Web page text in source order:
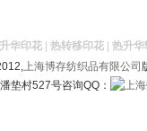
华印花 热转移印花
热升华
上海博存纺织品有限公司
垫村527号咨询QQ：